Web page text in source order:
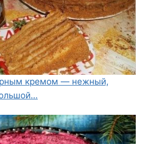
кремом — нежный,